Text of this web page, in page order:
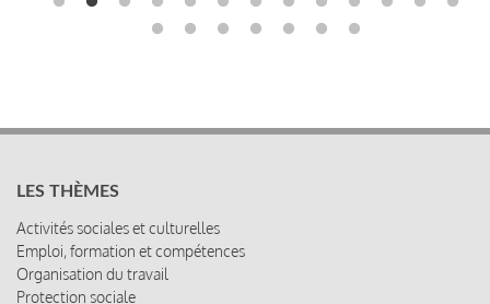
Activités sociales et culturelles
Emploi, formation et compétences
Organisation du travail
Protection sociale
Relations sociales
Rémunération globale & partage de la performance